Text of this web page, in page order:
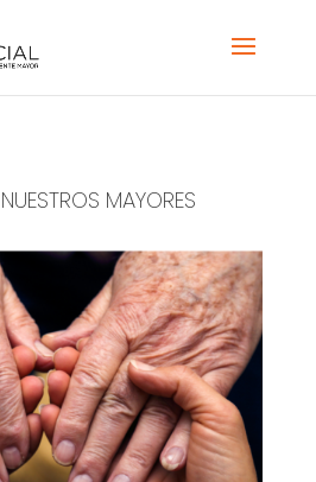
MAYORES